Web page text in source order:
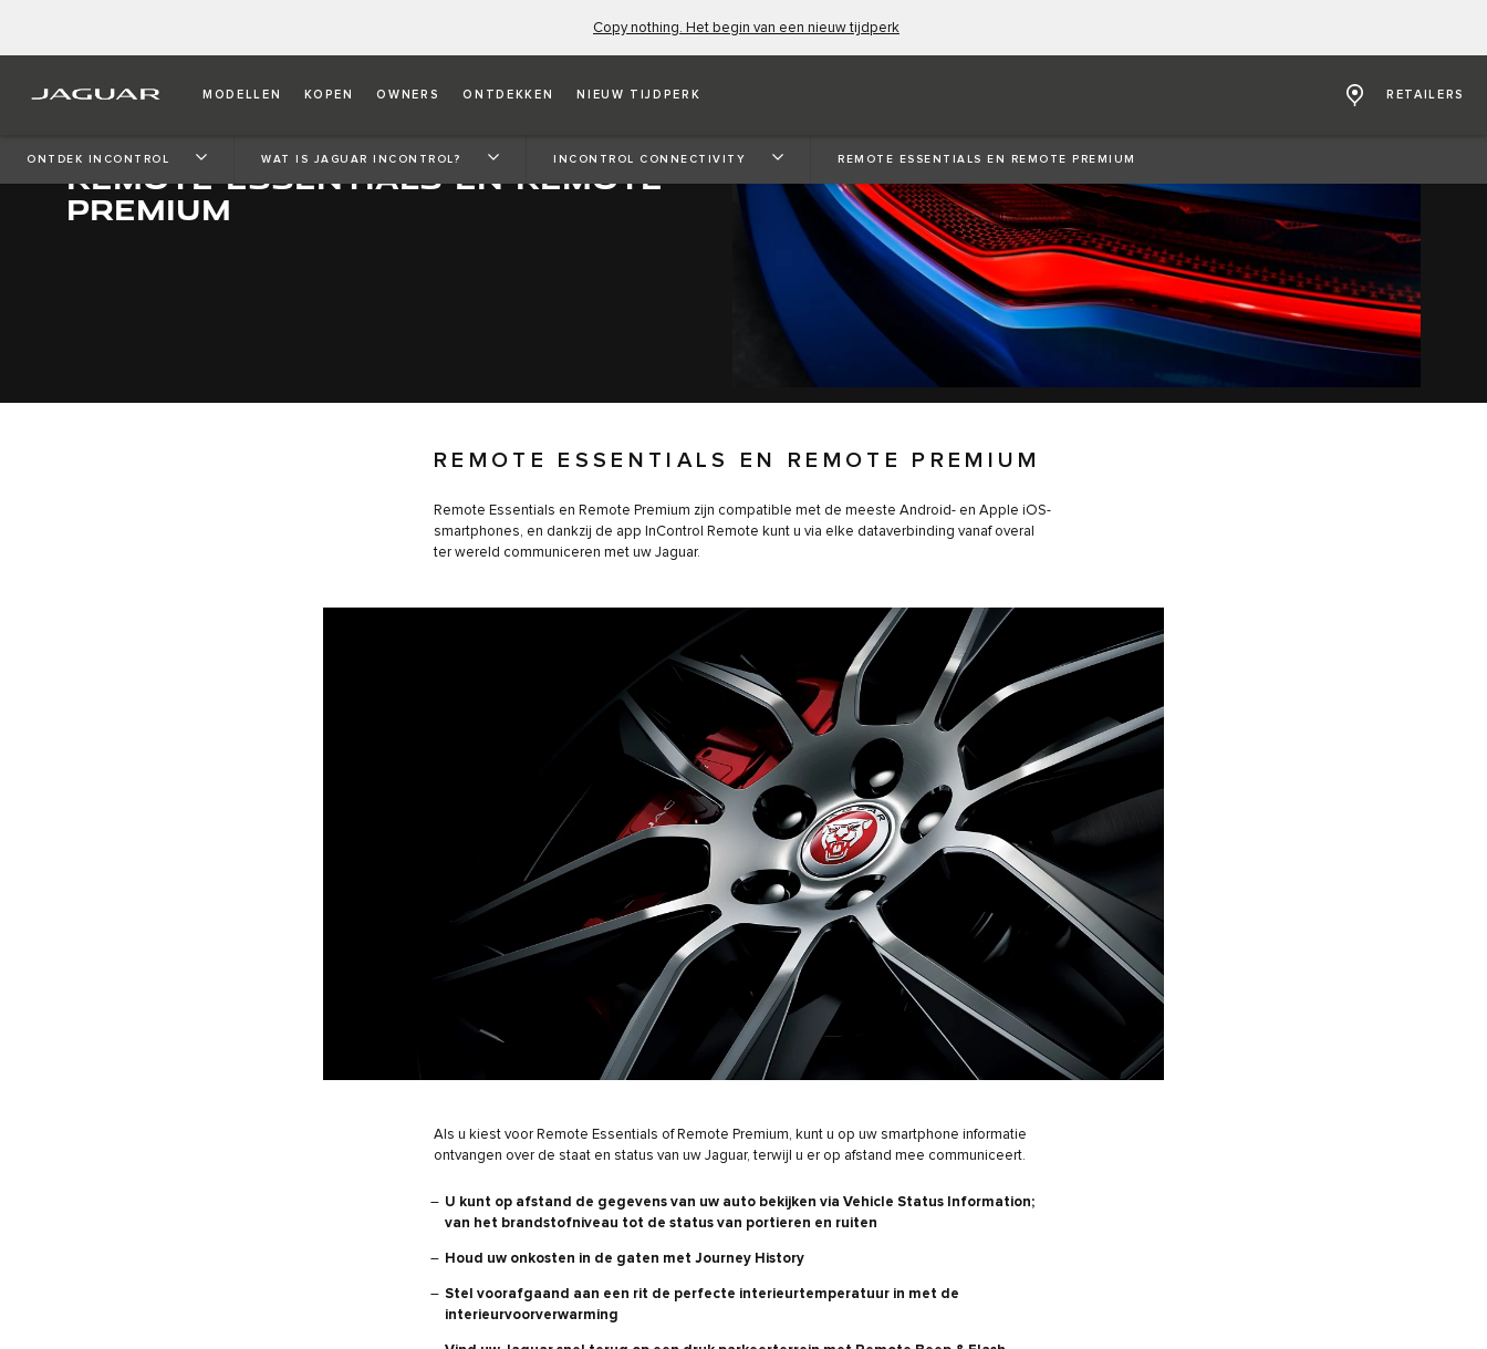
Copy nothing. Het begin van een nieuw tijdperk
MODELLEN KOPEN OWNERS ONTDEKKEN NIEUW TIJDPERK RETAILERS
ONTDEK INCONTROL WAT IS JAGUAR INCONTROL? INCONTROL CONNECTIVITY REMOTE ESSENTIALS EN REMOTE PREMIUM
REMOTE ESSENTIALS EN REMOTE
PREMIUM
REMOTE ESSENTIALS EN REMOTE PREMIUM
Remote Essentials en Remote Premium zijn compatible met de meeste Android- en Apple iOS-
smartphones, en dankzij de app InControl Remote kunt u via elke dataverbinding vanaf overal
ter wereld communiceren met uw Jaguar.
Als u kiest voor Remote Essentials of Remote Premium, kunt u op uw smartphone informatie
ontvangen over de staat en status van uw Jaguar, terwijl u er op afstand mee communiceert.
U kunt op afstand de gegevens van uw auto bekijken via Vehicle Status Information;
van het brandstofniveau tot de status van portieren en ruiten
Houd uw onkosten in de gaten met Journey History
Stel voorafgaand aan een rit de perfecte interieurtemperatuur in met de
interieurvoorverwarming